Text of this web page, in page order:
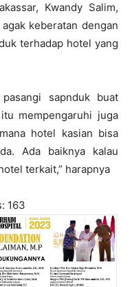
Kwandy Salim,
keberatan dengan
terhadap hotel yang
sapnduk buat
mempengaruhi juga
hotel kasian bisa
Ada baiknya kalau
terkait,” harapnya
163